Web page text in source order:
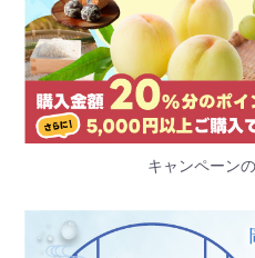
キャンペーン